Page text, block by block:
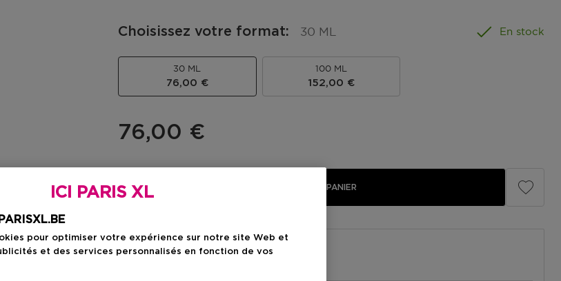
Choisissez votre format: 30 ML En stock
30 ML
76,00 €
100 ML
152,00 €
76,00 €
AJOUTER AU PANIER
Livraison à domicile
ICI PARIS XL
pour optimiser votre expérience sur notre site Web et
et des services personnalisés en fonction de vos